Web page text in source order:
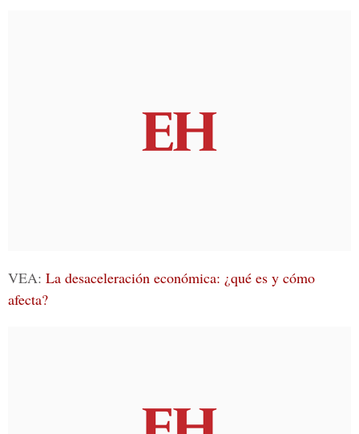
VEA: La desaceleración económica: ¿qué es y cómo
afecta?